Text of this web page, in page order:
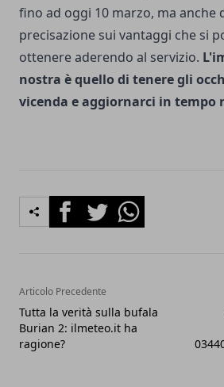
fino ad oggi 10 marzo, ma anche
precisazione sui vantaggi che si
ottenere aderendo al servizio.
nostra è quello di tenere gli
vicenda e aggiornarci in tempo
FacebookTwitterWhatsapp
Articolo Precedente
Tutta la verità sulla bufala
Burian 2: ilmeteo.it ha
ragione?